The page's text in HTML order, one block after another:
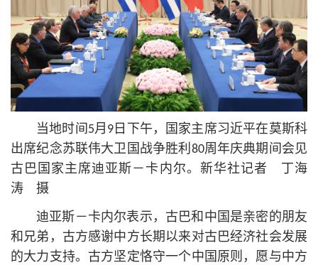
当地时间5月9日下午，国家主席习近平在莫斯科
出席纪念苏联伟大卫国战争胜利80周年庆典期间会见
古巴国家主席迪亚斯－卡内尔。新华社记者 丁海
涛 摄
迪亚斯－卡内尔表示，古巴和中国是亲密的朋友
和兄弟，古方感谢中方长期以来对古巴经济社会发展
的大力支持。古方坚定恪守一个中国原则，愿与中方